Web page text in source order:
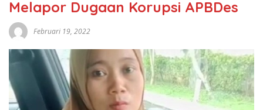
Melapor Dugaan Korupsi APBDes
Februari 19, 2022